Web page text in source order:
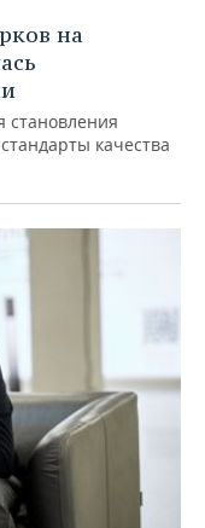
на
становления
качества